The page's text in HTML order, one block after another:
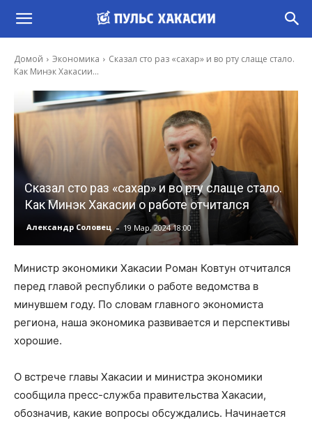
Домой Экономика
Сказал сто раз «сахар» и во рту слаще стало.
Как Минэк Хакасии...
Сказал сто раз «сахар» и во рту слаще стало.
Как Минэк Хакасии о работе отчитался
Александр Соловец - 19 Мар, 2024 18:00
Министр экономики Хакасии Роман Ковтун отчитался
перед главой республики о работе ведомства в
минувшем году. По словам главного экономиста
региона, наша экономика развивается и перспективы
хорошие.
О встрече главы Хакасии и министра экономики
сообщила пресс-служба правительства Хакасии,
обозначив, какие вопросы обсуждались. Начинается